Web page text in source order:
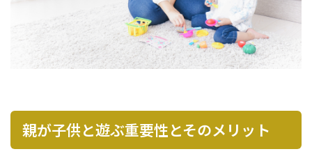
親が子供と遊ぶ重要性とそのメリット